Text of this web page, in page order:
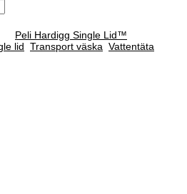
Peli Hardigg Single Lid™
lid Transport väska Vattentäta